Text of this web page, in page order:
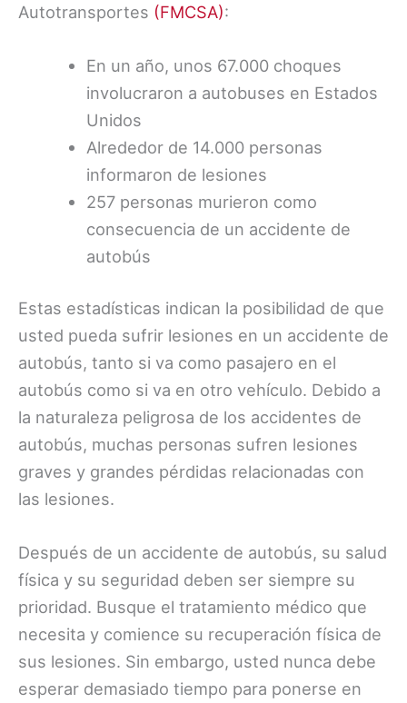
Autotransportes (FMCSA):
En un año, unos 67.000 choques
involucraron a autobuses en Estados
Unidos
Alrededor de 14.000 personas
informaron de lesiones
257 personas murieron como
consecuencia de un accidente de
autobús
Estas estadísticas indican la posibilidad de que
usted pueda sufrir lesiones en un accidente de
autobús, tanto si va como pasajero en el
autobús como si va en otro vehículo. Debido a
la naturaleza peligrosa de los accidentes de
autobús, muchas personas sufren lesiones
graves y grandes pérdidas relacionadas con
las lesiones.
Después de un accidente de autobús, su salud
física y su seguridad deben ser siempre su
prioridad. Busque el tratamiento médico que
necesita y comience su recuperación física de
sus lesiones. Sin embargo, usted nunca debe
esperar demasiado tiempo para ponerse en